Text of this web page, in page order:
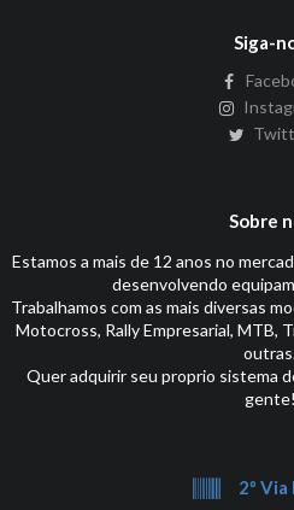
Siga-
Sobre
Estamos a mais de 12 anos no
desenvolvendo
Trabalhamos com as mais diversas
Motocross, Rally Empresarial, MTB,
Quer adquirir seu proprio sistema
gente!
2º